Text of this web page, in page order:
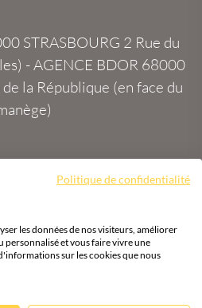
STRASBOURG 2 Rue du
-AGENCE BDOR 68000
la République (en face du
BDOR ®
Cours or, achat
Politique de confidentialité
les données de nos visiteurs, améliorer
et vous faire vivre une
sur les cookies que nous